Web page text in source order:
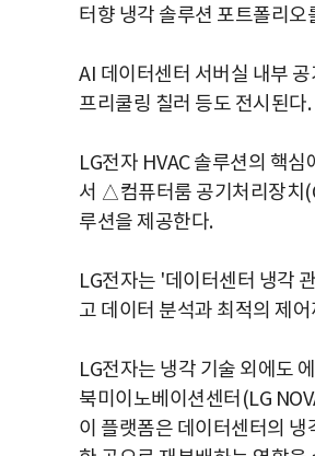
터향 냉각 솔루션 포트폴리
AI 데이터센터 서버실 내부
프리쿨링 칠러 등도 전시된다.
LG전자 HVAC 솔루션의 핵
서 △컴퓨터룸 공기처리장치
루션을 제공한다.
LG전자는 '데이터센터 냉각
고 데이터 분석과 최적의 제
LG전자는 냉각 기술 외에도
북미이노베이션센터(LG
이 플랫폼은 데이터센터의